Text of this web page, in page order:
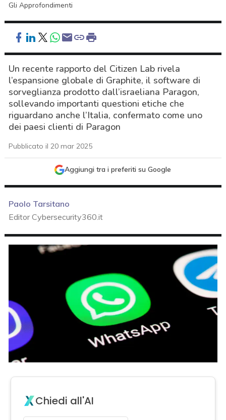
Gli Approfondimenti
Un recente rapporto del Citizen Lab rivela
l’espansione globale di Graphite, il software di
sorveglianza prodotto dall’israeliana Paragon,
sollevando importanti questioni etiche che
riguardano anche l’Italia, confermato come uno
dei paesi clienti di Paragon
Pubblicato il 20 mar 2025
Aggiungi tra i preferiti su Google
Paolo Tarsitano
Editor Cybersecurity360.it
Chiedi all'AI